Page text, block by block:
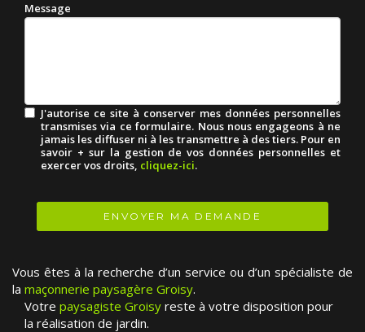
Message
J'autorise ce site à conserver mes données personnelles
transmises via ce formulaire. Nous nous engageons à ne
jamais les diffuser ni à les transmettre à des tiers. Pour en
savoir + sur la gestion de vos données personnelles et
exercer vos droits, cliquez-ici.
ENVOYER MA DEMANDE
Vous êtes à la recherche d’un service ou d’un spécialiste de
la maçonnerie paysagère Groisy.
Votre paysagiste Groisy reste à votre disposition pour
la réalisation de jardin.